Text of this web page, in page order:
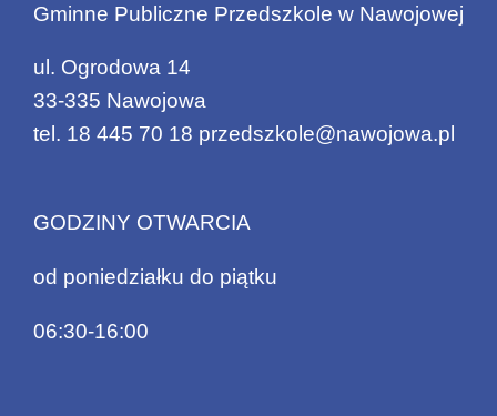
Gminne Publiczne Przedszkole w Nawojowej
ul. Ogrodowa 14
33-335 Nawojowa
tel. 18 445 70 18 przedszkole@nawojowa.pl
GODZINY OTWARCIA
od poniedziałku do piątku
06:30-16:00